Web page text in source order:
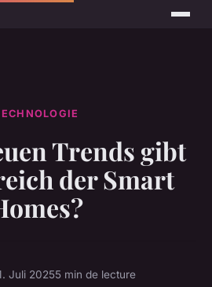
Trends gibt
der Smart
Juli 20255 min de lecture